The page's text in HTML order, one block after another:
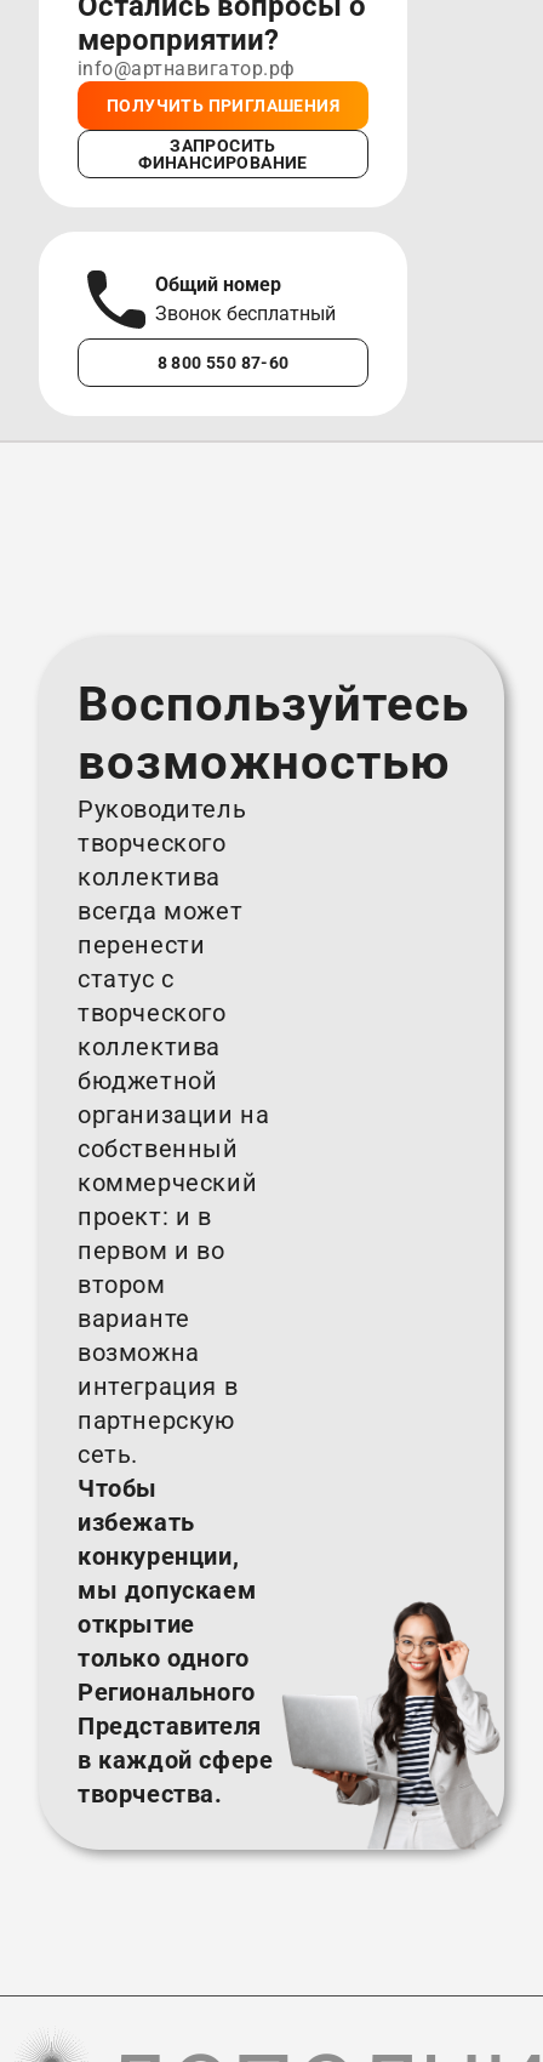
мероприятии?
info@артнавигатор.рф
ПОЛУЧИТЬ ПРИГЛАШЕНИЯ
ЗАПРОСИТЬ
ФИНАНСИРОВАНИЕ
Общий номер
Звонок бесплатный
8 800 550 87-60
Воспользуйтесь
возможностью
Руководитель
творческого
коллектива
всегда может
перенести
статус с
творческого
коллектива
бюджетной
организации на
собственный
коммерческий
проект: и в
первом и во
втором
варианте
возможна
интеграция в
партнерскую
сеть.
Чтобы
избежать
конкуренции,
мы допускаем
открытие
только одного
Регионального
Представителя
в каждой сфере
творчества.